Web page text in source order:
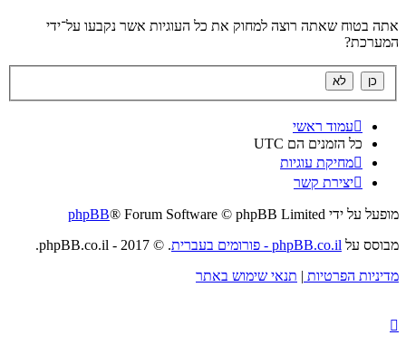
אתה בטוח שאתה רוצה למחוק את כל העוגיות אשר נקבעו על־ידי
המערכת?
עמוד ראשי
כל הזמנים הם UTC
מחיקת עוגיות
יצירת קשר
מופעל על ידי phpBB® Forum Software © phpBB Limited
מבוסס על phpBB.co.il - פורומים בעברית
. © 2017 - phpBB.co.il.
מדיניות הפרטיות | תנאי שימוש באתר